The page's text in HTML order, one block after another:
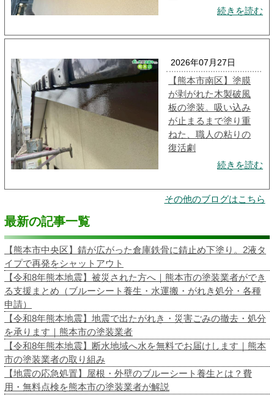
続きを読む
2026年07月27日
【熊本市南区】塗膜
が剥がれた木製破風
板の塗装。吸い込み
が止まるまで塗り重
ねた、職人の粘りの
復活劇
続きを読む
その他のブログはこちら
最新の記事一覧
【熊本市中央区】錆が広がった倉庫鉄骨に錆止め下塗り。2液タ
イプで再発をシャットアウト
【令和8年熊本地震】被災された方へ｜熊本市の塗装業者ができ
る支援まとめ（ブルーシート養生・水運搬・がれき処分・各種
申請）
【令和8年熊本地震】地震で出たがれき・災害ごみの撤去・処分
を承ります｜熊本市の塗装業者
【令和8年熊本地震】断水地域へ水を無料でお届けします｜熊本
市の塗装業者の取り組み
【地震の応急処置】屋根・外壁のブルーシート養生とは？費
用・無料点検を熊本市の塗装業者が解説